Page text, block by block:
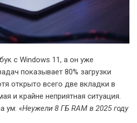
с Windows 11, а он уже
показывает 80% загрузки
открыто всего две вкладки в
и крайне неприятная ситуация.
ум: «Неужели 8 ГБ RAM в 2025 году